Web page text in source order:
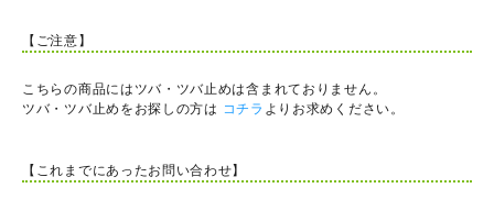
【ご注意】
こちらの商品にはツバ・ツバ止めは含まれておりません。
ツバ・ツバ止めをお探しの方は コチラ よりお求めください。
【これまでにあったお問い合わせ】